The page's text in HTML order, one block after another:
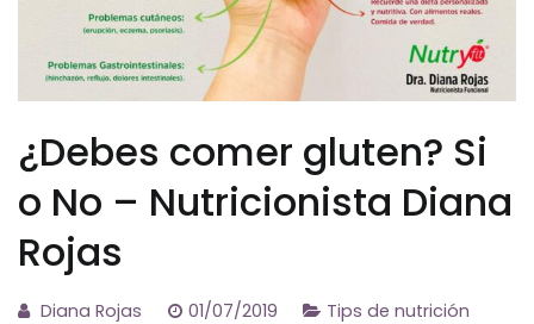
¿Debes comer gluten? Si
o No – Nutricionista Diana
Rojas
Diana Rojas 01/07/2019 Tips de nutrición